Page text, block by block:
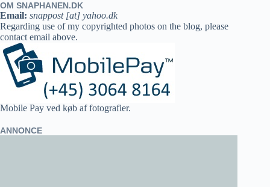
OM SNAPHANEN.DK
Email: snappost [at] yahoo.dk
Regarding use of my copyrighted photos on the blog, please
contact email above.
Mobile Pay ved køb af fotografier.
ANNONCE